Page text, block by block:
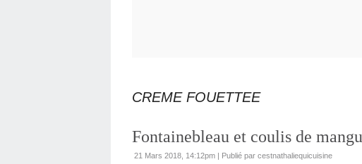
CREME FOUETTEE
Fontainebleau et coulis de
21 Mars 2018, 14:12pm | Publié par cestnathaliequicuisine